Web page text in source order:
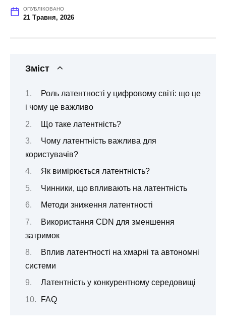
ОПУБЛІКОВАНО
21 Травня, 2026
Зміст
Роль латентності у цифровому світі: що це
і чому це важливо
Що таке латентність?
Чому латентність важлива для
користувачів?
Як вимірюється латентність?
Чинники, що впливають на латентність
Методи зниження латентності
Використання CDN для зменшення
затримок
Вплив латентності на хмарні та автономні
системи
Латентність у конкурентному середовищі
FAQ